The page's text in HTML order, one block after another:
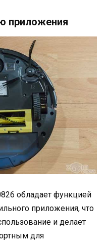
приложения
обладает функцией
приложения, что
и делает
для